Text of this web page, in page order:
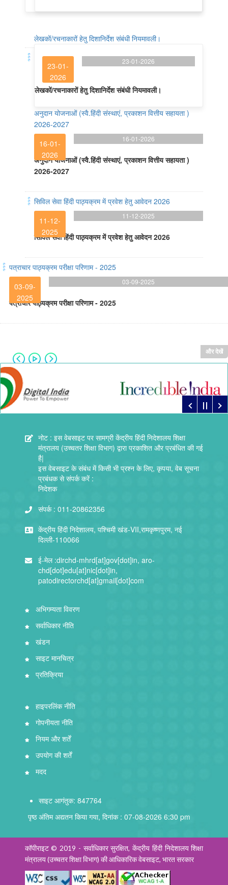
लेखकों/रचनाकारों हेतु दिशानिर्देश संबंधी नियमावली।
23-01-
2026
23-01-2026
लेखकों/रचनाकारों हेतु दिशानिर्देश संबंधी नियमावली।
अनुदान योजनाओं (स्वै.हिंदी संस्थाएं, प्रकाशन वित्तीय सहायता )
2026-2027
16-01-
2026
16-01-2026
अनुदान योजनाओं (स्वै.हिंदी संस्थाएं, प्रकाशन वित्तीय सहायता )
2026-2027
सिविल सेवा हिंदी पाठ्यक्रम में प्रवेश हेतु आवेदन 2026
11-12-
2025
11-12-2025
सिविल सेवा हिंदी पाठ्यक्रम में प्रवेश हेतु आवेदन 2026
पत्राचार पाठ्यक्रम परीक्षा परिणाम - 2025
03-09-
2025
03-09-2025
पत्राचार पाठ्यक्रम परीक्षा परिणाम - 2025
और देखें
नोट : इस वेबसाइट पर सामग्री केंद्रीय हिंदी निदेशालय शिक्षा
मंत्रालय (उच्चतर शिक्षा विभाग) द्वारा प्रकाशित और प्रबंधित की गई
है|
इस वेबसाइट के संबंध में किसी भी प्रश्न के लिए, कृपया, वेब सूचना
प्रबंधक से संपर्क करें :
निदेशक
संपर्क : 011-20862356
केंद्रीय हिंदी निदेशालय, पश्चिमी खंड-VII,रामकृष्णपुरम, नई
दिल्ली-110066
ई-मेल :dirchd-mhrd[at]gov[dot]in, aro-
chd[dot]edu[at]nic[dot]in,
patodirectorchd[at]gmail[dot]com
अभिगम्यता विवरण
सर्वाधिकार नीति
खंडन
साइट मानचित्र
प्रतिक्रिया
हाइपरलिंक नीति
गोपनीयता नीति
नियम और शर्तें
उपयोग की शर्तें
मदद
साइट आगंतुक: 847764
पृष्ठ अंतिम अद्यतन किया गया, दिनांक : 07-08-2026 6:30 pm
कॉपीराइट © 2019 - सर्वाधिकार सुरक्षित, केंद्रीय हिंदी निदेशालय शिक्षा
मंत्रालय (उच्चतर शिक्षा विभाग) की आधिकारिक वेबसाइट, भारत सरकार